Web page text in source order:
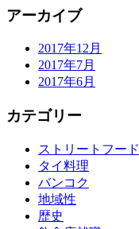
アーカイブ
2017年12月
2017年7月
2017年6月
カテゴリー
ストリートフード
タイ料理
バンコク
地域性
歴史